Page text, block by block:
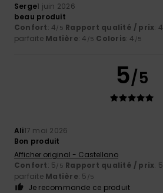
Serge1 juin 2026
beau produit
Confort: 4/5 Rapport qualité / prix: 4
parfaite Matière: 4 /5 Coloris: 4 /5
5/5
Ali17 mai 2026
Bon produit
Afficher original - Castellano
Confort: 5/5 Rapport qualité / prix: 5
parfaite Matière: 5 /5
Je recommande ce produit